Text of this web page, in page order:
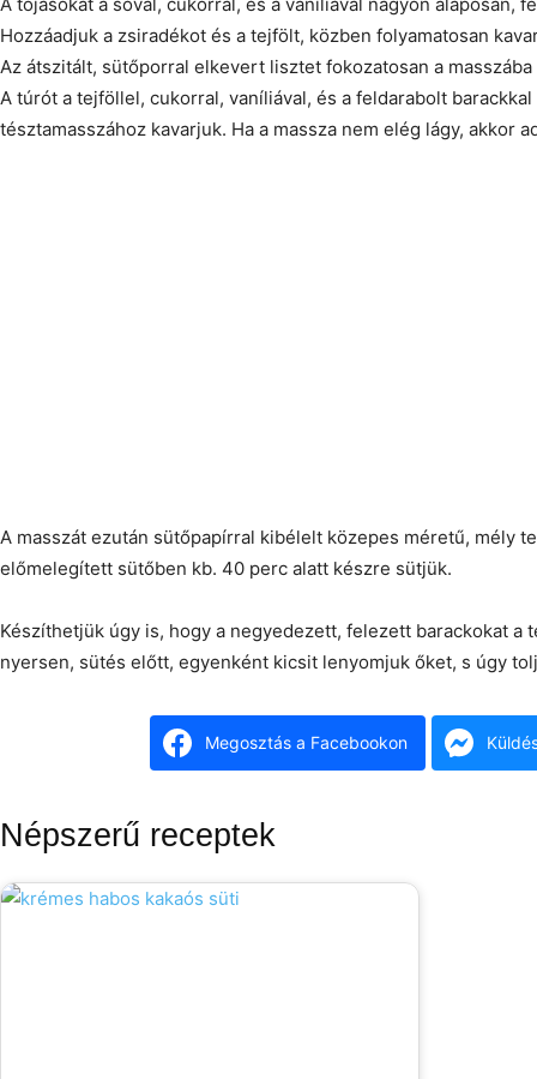
Hozzáadjuk a zsiradékot és a tejfölt, közben folyamatosan
Az átszitált, sütőporral elkevert lisztet fokozatosan a
A túrót a tejföllel, cukorral, vaníliával, és a feldarabolt
tésztamasszához kavarjuk. Ha a massza nem elég lágy, akkor
A masszát ezután sütőpapírral kibélelt közepes méretű, mély
előmelegített sütőben kb. 40 perc alatt készre sütjük.
Készíthetjük úgy is, hogy a negyedezett, felezett barackokat a
nyersen, sütés előtt, egyenként kicsit lenyomjuk őket, s úgy
Megosztás a Facebookon
Népszerű receptek